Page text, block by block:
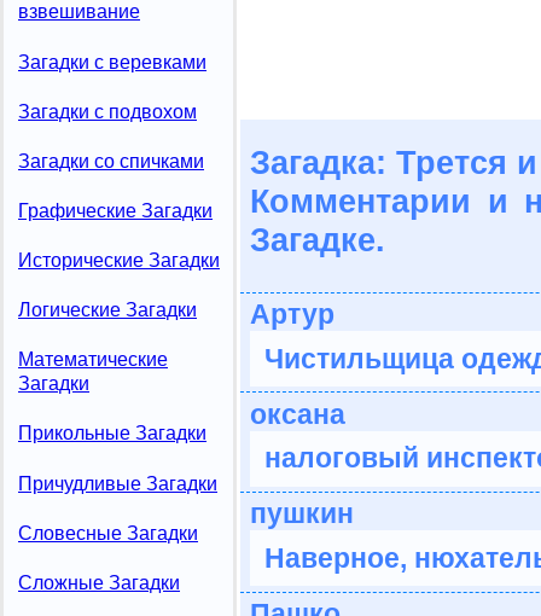
взвешивание
Загадки с веревками
Загадки с подвохом
Загадки со спичками
Графические Загадки
Исторические Загадки
Логические Загадки
Математические
Загадки
Прикольные Загадки
Причудливые Загадки
Словесные Загадки
Сложные Загадки
Загадка: Трется
Комментарии и
Загадке.
Артур
Чистильщица
оксана
налоговый
пушкин
Наверное,